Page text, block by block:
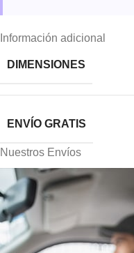
Información adicional
DIMENSIONES
ENVÍO GRATIS
Nuestros Envíos